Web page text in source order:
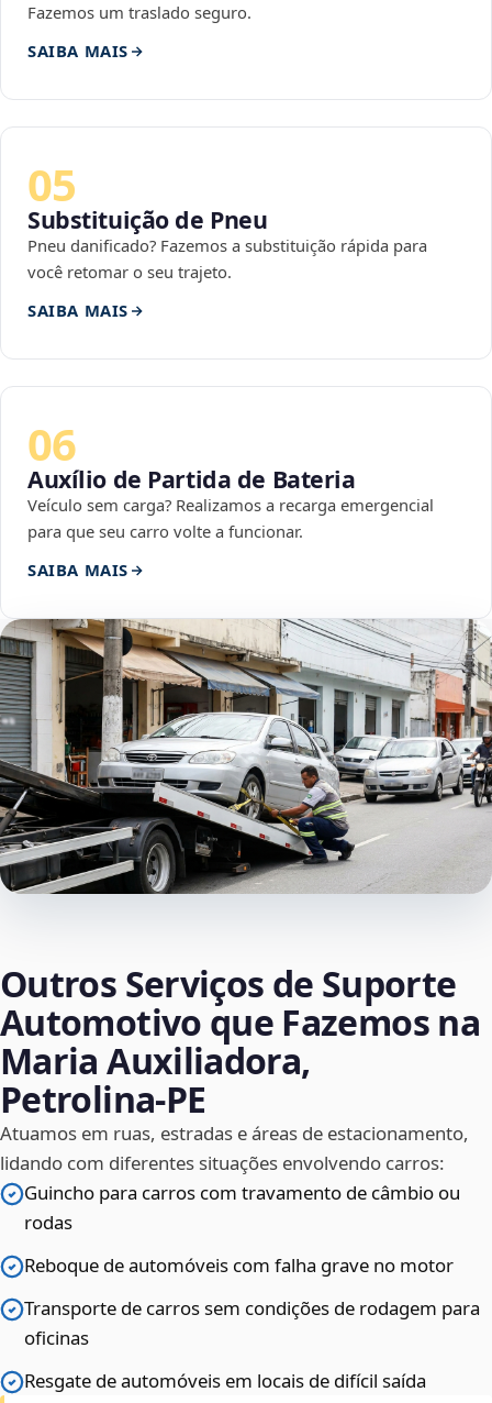
Fazemos um traslado seguro.
SAIBA MAIS
05
Substituição de Pneu
Pneu danificado? Fazemos a substituição rápida para
você retomar o seu trajeto.
SAIBA MAIS
06
Auxílio de Partida de Bateria
Veículo sem carga? Realizamos a recarga emergencial
para que seu carro volte a funcionar.
SAIBA MAIS
Outros Serviços de Suporte
Automotivo que Fazemos na
Maria Auxiliadora,
Petrolina‑PE
Atuamos em ruas, estradas e áreas de estacionamento,
lidando com diferentes situações envolvendo carros:
Guincho para carros com travamento de câmbio ou
rodas
Reboque de automóveis com falha grave no motor
Transporte de carros sem condições de rodagem para
oficinas
Resgate de automóveis em locais de difícil saída